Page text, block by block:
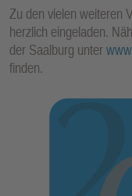
Zu den vielen weiteren
herzlich eingeladen.
der Saalburg unter
finden.